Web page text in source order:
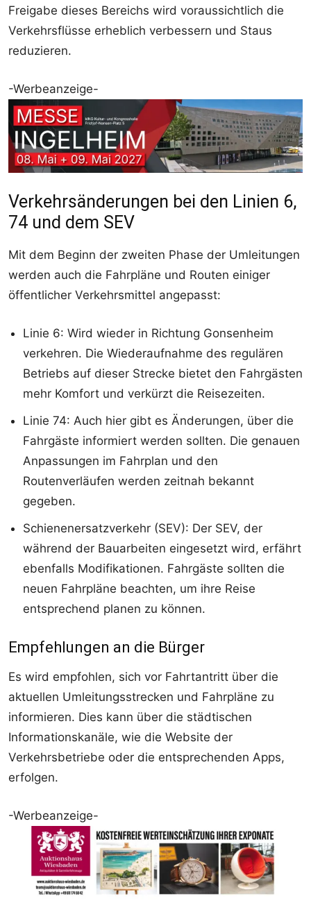
Freigabe dieses Bereichs wird voraussichtlich die
Verkehrsflüsse erheblich verbessern und Staus
reduzieren.
-Werbeanzeige-
Verkehrsänderungen bei den Linien 6,
74 und dem SEV
Mit dem Beginn der zweiten Phase der Umleitungen
werden auch die Fahrpläne und Routen einiger
öffentlicher Verkehrsmittel angepasst:
Linie 6: Wird wieder in Richtung Gonsenheim
verkehren. Die Wiederaufnahme des regulären
Betriebs auf dieser Strecke bietet den Fahrgästen
mehr Komfort und verkürzt die Reisezeiten.
Linie 74: Auch hier gibt es Änderungen, über die
Fahrgäste informiert werden sollten. Die genauen
Anpassungen im Fahrplan und den
Routenverläufen werden zeitnah bekannt
gegeben.
Schienenersatzverkehr (SEV): Der SEV, der
während der Bauarbeiten eingesetzt wird, erfährt
ebenfalls Modifikationen. Fahrgäste sollten die
neuen Fahrpläne beachten, um ihre Reise
entsprechend planen zu können.
Empfehlungen an die Bürger
Es wird empfohlen, sich vor Fahrtantritt über die
aktuellen Umleitungsstrecken und Fahrpläne zu
informieren. Dies kann über die städtischen
Informationskanäle, wie die Website der
Verkehrsbetriebe oder die entsprechenden Apps,
erfolgen.
-Werbeanzeige-